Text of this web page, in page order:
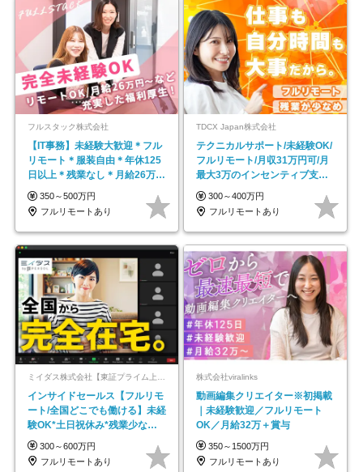
フルスタック株式会社
【IT事務】未経験大歓迎＊フル
リモート＊服装自由＊年休125
日以上＊残業なし＊月給26万円
以上
350～500万円
フルリモートあり
TDCX Japan株式会社
テクニカルサポート/未経験OK/
フルリモート/月収31万円可/月
最大3万のインセンティブ支給/
平均年齢33歳
300～400万円
フルリモートあり
インサイドセールス【フルリモ
ート/全国どこでも働ける】未経
験OK*土日祝休み*残業少なめ*
在宅勤務手当あり
300～600万円
フルリモートあり
株式会社viralinks
動画編集クリエイター※初掲載
｜未経験歓迎／フルリモート
OK／月給32万＋賞与
350～1500万円
フルリモートあり